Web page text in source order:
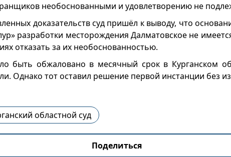
необоснованными и удовлетворению не
доказательств суд пришёл к выводу, что
разработки месторождения Далматовское не
отказать за их необоснованностью.
быть обжаловано в месячный срок в Курганском
Однако тот оставил решение первой инстанции без
областной суд
Поделиться